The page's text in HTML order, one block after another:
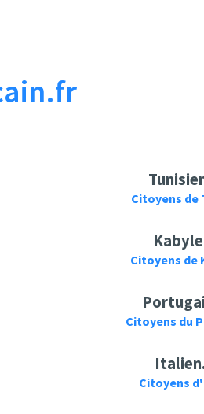
Citoyens de
Citoyens de
Citoyens du
Citoyens